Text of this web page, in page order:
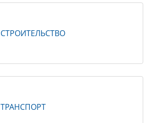
СТРОИТЕЛЬСТВО
ТРАНСПОРТ